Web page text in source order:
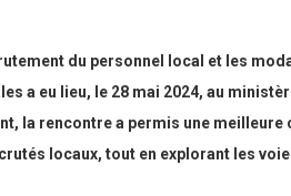
du personnel local et les
a eu lieu, le 28 mai 2024, au
la rencontre a permis une
locaux, tout en explorant les